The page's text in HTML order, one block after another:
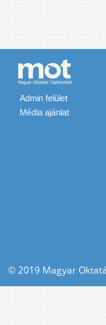
Admin felület
Média ajánlat
© 2019 Magyar